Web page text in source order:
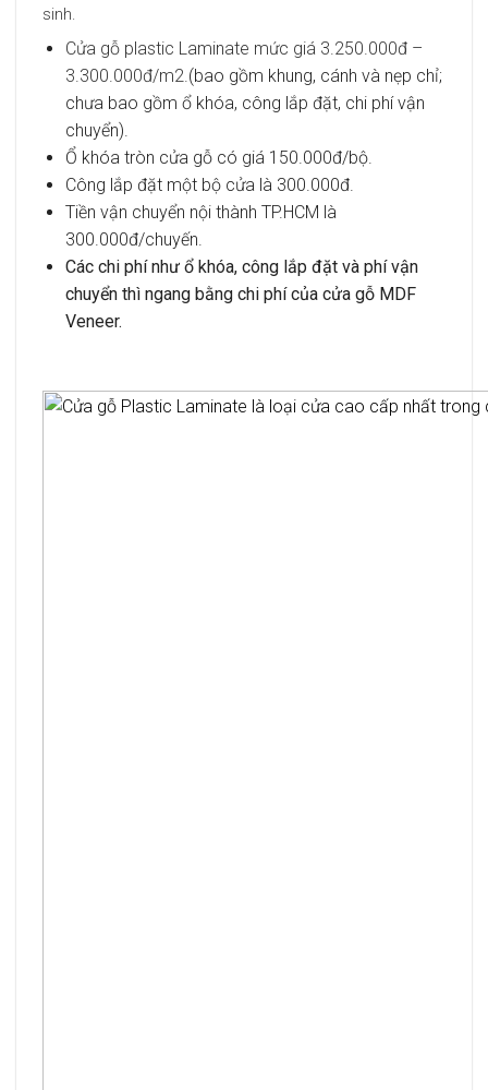
sinh.
Cửa gỗ plastic Laminate mức giá 3.250.000đ –
3.300.000đ/m2.(bao gồm khung, cánh và nẹp chỉ;
chưa bao gồm ổ khóa, công lắp đặt, chi phí vận
chuyển).
Ổ khóa tròn cửa gỗ có giá 150.000đ/bộ.
Công lắp đặt một bộ cửa là 300.000đ.
Tiền vận chuyển nội thành TP.HCM là
300.000đ/chuyến.
Các chi phí như ổ khóa, công lắp đặt và phí vận
chuyển thì ngang bằng chi phí của cửa gỗ MDF
Veneer.